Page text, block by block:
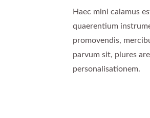
Haec mini calamus
quaerentium
promovendis,
parvum sit, plures
personalisationem.